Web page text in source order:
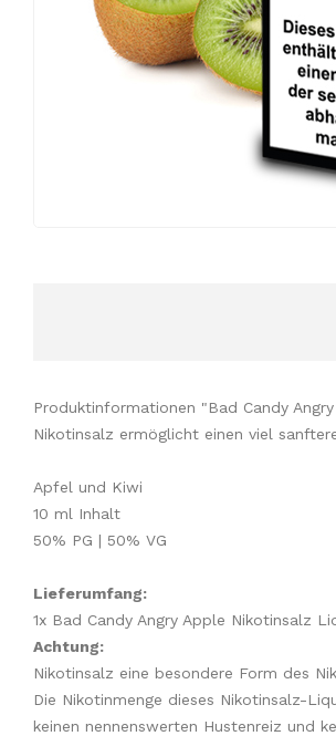
Produktinformationen "Bad Candy
Nikotinsalz ermöglicht einen viel
Apfel und Kiwi
10 ml Inhalt
50% PG | 50% VG
Lieferumfang:
1x Bad Candy Angry Apple Nikotinsalz
Achtung:
Nikotinsalz eine besondere Form des
Die Nikotinmenge dieses Nikotinsalz-
keinen nennenswerten Hustenreiz und